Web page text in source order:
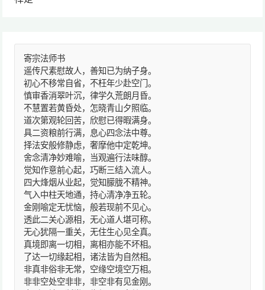
寄宗法师书
遥传尺素慰故人，善知已为纳子身。
初心不移常自省，不枉年少赴空门。
慎审香消翠叶沉，律学久荒朗月昏。
不慧置若黄昏处，怎晓青山夕照临。
道次第观轮回苦，欣慰已得暇满身。
具二资粮前行满，息心四念法中尊。
择法安般修静虑，奢摩他中定乾坤。
舍念清净妙难喻，当观遍行法味醇。
觉知作意前心起，巧断三结入流人。
四大烽烟从业起，觉知朦胧不精神。
气入中柱天地通，持心清净净五轮。
金刚喻定无忧恼，般若现前不见心。
透此二关心源相，无心道人堪可称。
无心犹隔一重关，无住生心见全真。
真境即离一切相，离相亦能不坏相。
了达一切缘起相，诸法皆为自然相。
非真非俗非无常，空缘空境空万相。
非非空处空非非，非空非有见金刚。